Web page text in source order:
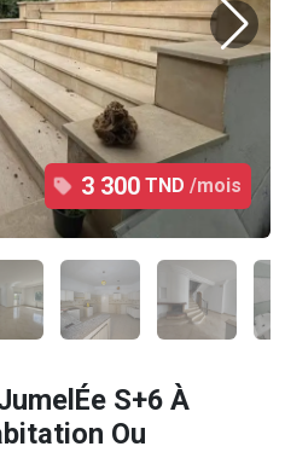
3 300 TND /mois
S+6 À
Ou